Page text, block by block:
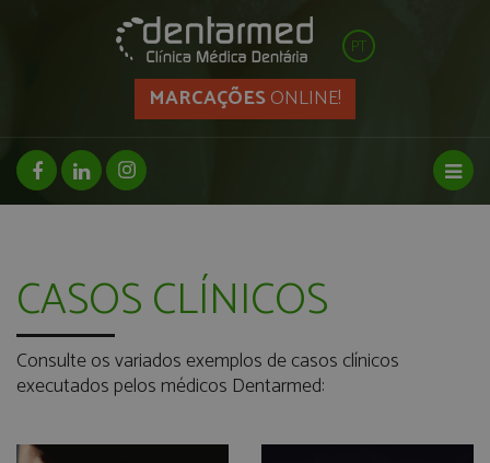
PT
MARCAÇÕESONLINE!
facebook page
linkedin pageinstagram page
CASOS CLÍNICOS
Consulte os variados exemplos de casos clínicos
executados pelos médicos Dentarmed: